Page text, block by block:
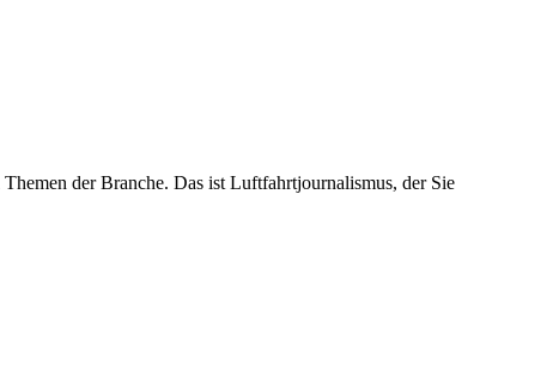
der Branche. Das ist Luftfahrtjournalismus, der Sie